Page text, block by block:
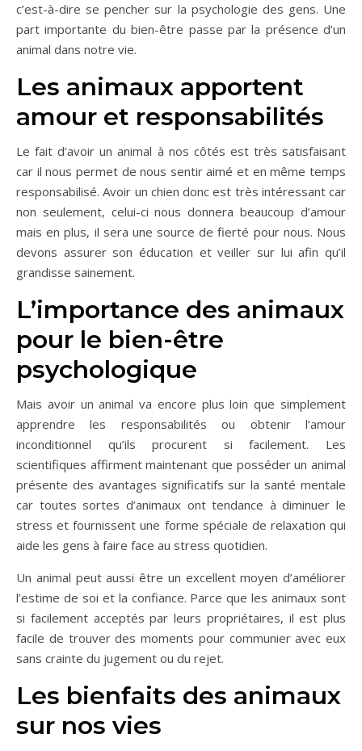
c’est-à-dire se pencher sur la psychologie des gens. Une
part importante du bien-être passe par la présence d’un
animal dans notre vie.
Les animaux apportent
amour et responsabilités
Le fait d’avoir un animal à nos côtés est très satisfaisant
car il nous permet de nous sentir aimé et en même temps
responsabilisé. Avoir un chien donc est très intéressant car
non seulement, celui-ci nous donnera beaucoup d’amour
mais en plus, il sera une source de fierté pour nous. Nous
devons assurer son éducation et veiller sur lui afin qu’il
grandisse sainement.
L’importance des animaux
pour le bien-être
psychologique
Mais avoir un animal va encore plus loin que simplement
apprendre les responsabilités ou obtenir l’amour
inconditionnel qu’ils procurent si facilement. Les
scientifiques affirment maintenant que posséder un animal
présente des avantages significatifs sur la santé mentale
car toutes sortes d’animaux ont tendance à diminuer le
stress et fournissent une forme spéciale de relaxation qui
aide les gens à faire face au stress quotidien.
Un animal peut aussi être un excellent moyen d’améliorer
l’estime de soi et la confiance. Parce que les animaux sont
si facilement acceptés par leurs propriétaires, il est plus
facile de trouver des moments pour communier avec eux
sans crainte du jugement ou du rejet.
Les bienfaits des animaux
sur nos vies